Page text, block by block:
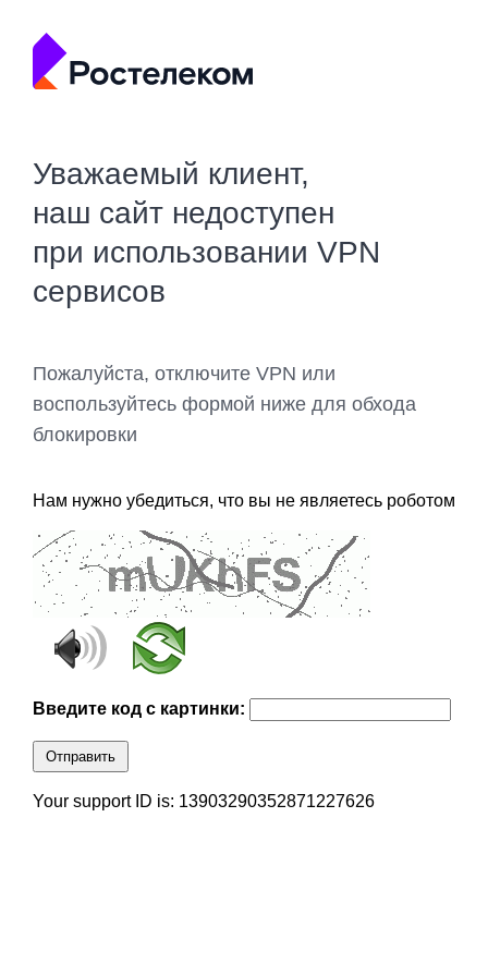
Уважаемый клиент,
наш сайт недоступен
при использовании VPN
сервисов
Пожалуйста, отключите VPN или
воспользуйтесь формой ниже для обхода
блокировки
Нам нужно убедиться, что вы не являетесь роботом
Введите код с картинки:
Отправить
Your support ID is: 13903290352871227626